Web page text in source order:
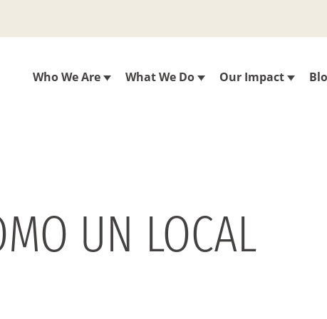
Who We Are What We Do Our Impact
UN LOCAL